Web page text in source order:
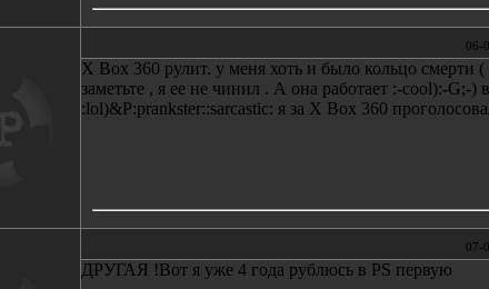
06-
X Box 360 рулит. у меня хоть и было кольцо смерти
заметьте , я ее не чинил . А она работает :-cool):-G;-)
:lol)&P:prankster::sarcastic: я за X Box 360
07-
ДРУГАЯ !Вот я уже 4 года рублюсь в PS первую